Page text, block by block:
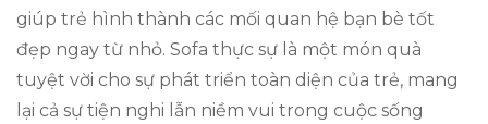
giúp trẻ hình thành các mối quan hệ bạn bè tốt
đẹp ngay từ nhỏ. Sofa thực sự là một món quà
tuyệt vời cho sự phát triển toàn diện của trẻ, mang
lại cả sự tiện nghi lẫn niềm vui trong cuộc sống